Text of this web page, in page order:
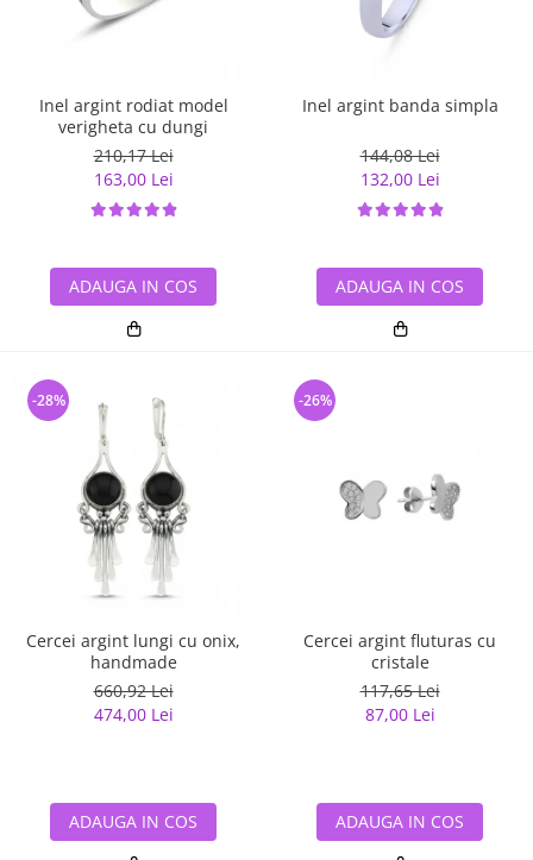
Inel argint rodiat model
verigheta cu dungi
210,17 Lei
163,00 Lei
ADAUGA IN COS
Inel argint banda simpla
144,08 Lei
132,00 Lei
ADAUGA IN COS
Cercei argint lungi cu onix,
handmade
660,92 Lei
474,00 Lei
-28%
ADAUGA IN COS
Cercei argint fluturas cu
cristale
117,65 Lei
87,00 Lei
-26%
ADAUGA IN COS